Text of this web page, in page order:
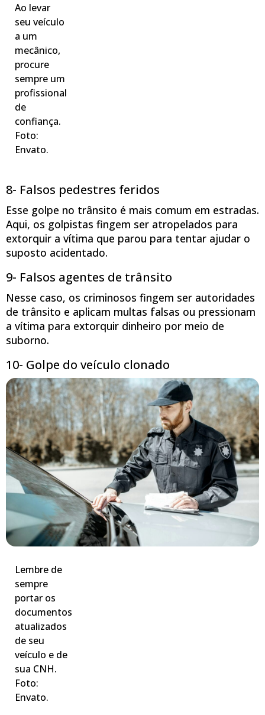
Ao levar
seu veículo
a um
mecânico,
procure
sempre um
profissional
de
confiança.
Foto:
Envato.
8- Falsos pedestres feridos
Esse golpe no trânsito é mais comum em estradas.
Aqui, os golpistas fingem ser atropelados para
extorquir a vítima que parou para tentar ajudar o
suposto acidentado.
9- Falsos agentes de trânsito
Nesse caso, os criminosos fingem ser autoridades
de trânsito e aplicam multas falsas ou pressionam
a vítima para extorquir dinheiro por meio de
suborno.
10- Golpe do veículo clonado
Lembre de
sempre
portar os
documentos
atualizados
de seu
veículo e de
sua CNH.
Foto:
Envato.